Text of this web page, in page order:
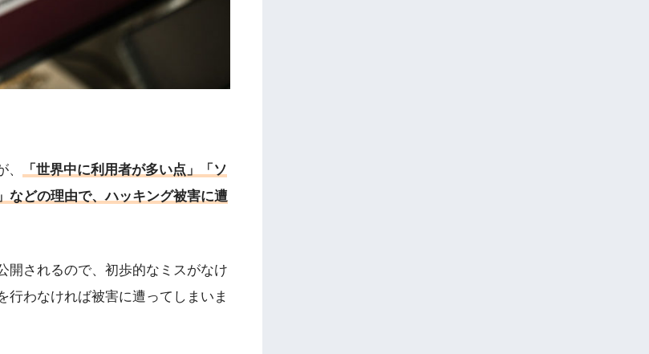
「世界中に利用者が多い点」「ソ
などの理由で、ハッキング被害に遭
開されるので、初歩的なミスがなけ
行わなければ被害に遭ってしまいま